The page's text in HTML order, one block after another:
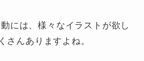
には、様々なイラストが欲し
さんありますよね。